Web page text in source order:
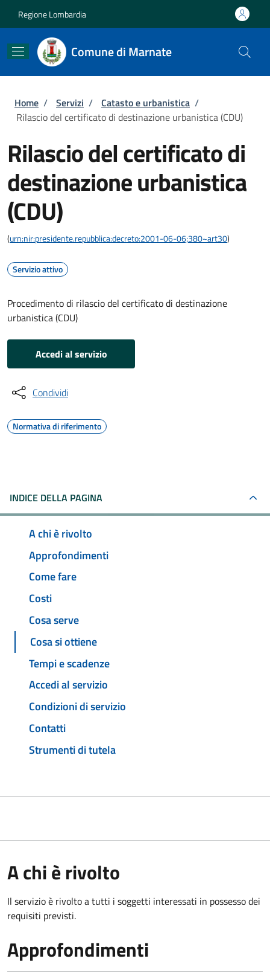
Regione Lombardia
Comune di Marnate
Briciole di pane
Home / Servizi / Catasto e urbanistica /
Rilascio del certificato di destinazione urbanistica (CDU)
Rilascio del certificato di
destinazione urbanistica
(CDU)
(urn:nir:presidente.repubblica:decreto:2001-06-06;380~art30)
Servizio attivo
Procedimento di rilascio del certificato di destinazione
urbanistica (CDU)
Accedi al servizio
Condividi
Normativa di riferimento
INDICE DELLA PAGINA
A chi è rivolto
Approfondimenti
Come fare
Costi
Cosa serve
Cosa si ottiene
Tempi e scadenze
Accedi al servizio
Condizioni di servizio
Contatti
Strumenti di tutela
A chi è rivolto
Il servizio è rivolto a tutti i soggetti interessati in possesso dei
requisiti previsti.
Approfondimenti